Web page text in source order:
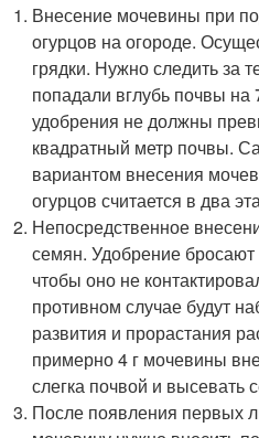
Внесение мочевины при
огурцов на огороде.
грядки. Нужно следить за
попадали вглубь почвы
удобрения не должны
квадратный метр почвы.
вариантом внесения
огурцов считается в два
Непосредственное
семян. Удобрение
чтобы оно не
противном случае будут
развития и прорастания
примерно 4 г мочевины
слегка почвой и высевать
После появления первых